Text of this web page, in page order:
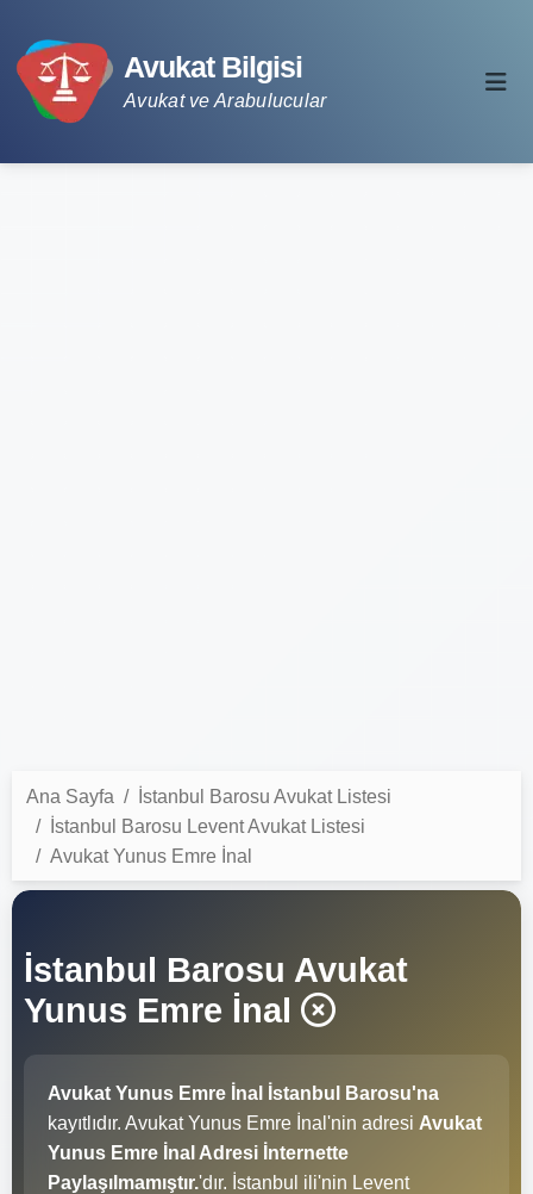
Avukat Bilgisi
Avukat ve Arabulucular
Ana Sayfa
İstanbul Barosu Avukat Listesi
İstanbul Barosu Levent Avukat Listesi
Avukat Yunus Emre İnal
İstanbul Barosu Avukat
Yunus Emre İnal
Avukat Yunus Emre İnal İstanbul Barosu'na
kayıtlıdır. Avukat Yunus Emre İnal'nin adresi Avukat
Yunus Emre İnal Adresi İnternette
Paylaşılmamıştır.'dır. İstanbul ili'nin Levent